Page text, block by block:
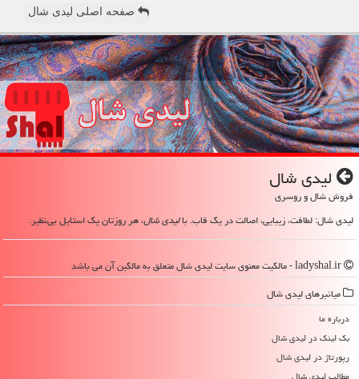
صفحه اصلی لیدی شال
لیدی شال
فروش شال و روسری
لیدی شال: لطافت، زیبایی، اصالت در یک قاب. بالیدی شال، هر روزتان یک استایل بی‌نظیر.
میانبرهای لیدی شال
درباره ما
بک لینک در لیدی شال
رپورتاژ در لیدی شال